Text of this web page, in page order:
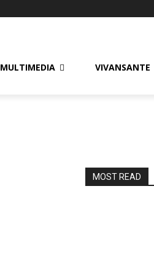
MULTIMEDIA VIVANSANTE
MOST READ